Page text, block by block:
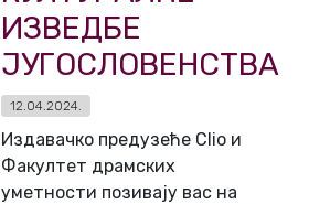
ИЗВЕДБЕ
ЈУГОСЛОВЕНСТВА
12.04.2024.
Издавачко предузеће Clio и
Факултет драмских
уметности позивају вас на